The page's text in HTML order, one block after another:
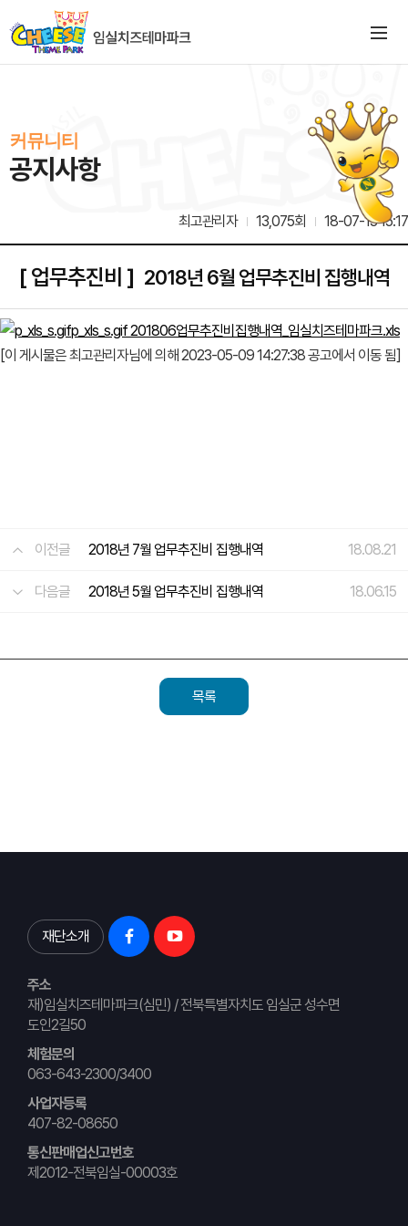
커뮤니티
공지사항
최고관리자 13,075회 18-07-13 15:17
[ 업무추진비 ] 2018년 6월 업무추진비 집행내역
p_xls_s.gif201806업무추진비집행내역_임실치즈테마파크.xls
[이 게시물은 최고관리자님에 의해 2023-05-09 14:27:38 공고에서 이동 됨]
이전글 2018년 7월 업무추진비 집행내역 18.08.21
다음글 2018년 5월 업무추진비 집행내역 18.06.15
목록
재단소개
주소
재)임실치즈테마파크(심민) / 전북특별자치도 임실군 성수면
도인2길50
체험문의
063-643-2300/3400
사업자등록
407-82-08650
통신판매업신고번호
제2012-전북임실-00003호